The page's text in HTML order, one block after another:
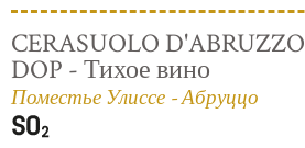
CERASUOLO D'ABRUZZO
DOP - Тихое вино
Поместье Улиссе - Абруццо